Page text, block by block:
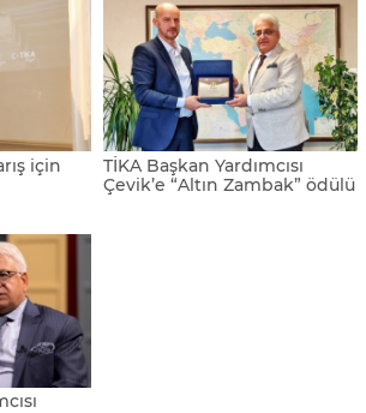
için
TİKA Başkan Yardımcısı
Çevik’e “Altın Zambak” ödülü